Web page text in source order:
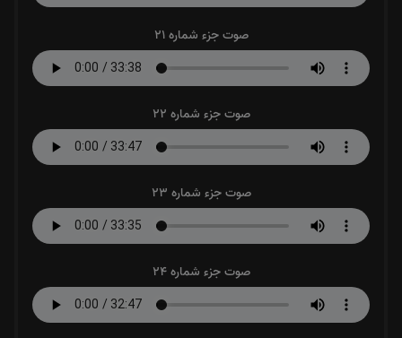
صوت جزء شماره 21
صوت جزء شماره 22
صوت جزء شماره 23
صوت جزء شماره 24